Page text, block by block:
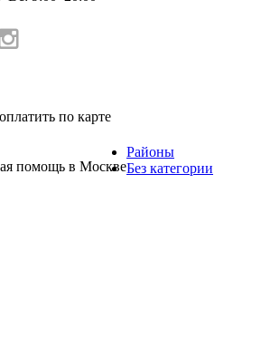
по карте
помощь в Москве
Районы
Без категории